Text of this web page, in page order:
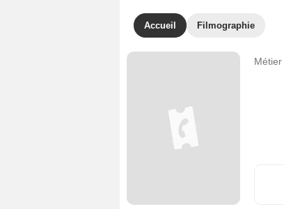
Accueil Filmographie
Métier